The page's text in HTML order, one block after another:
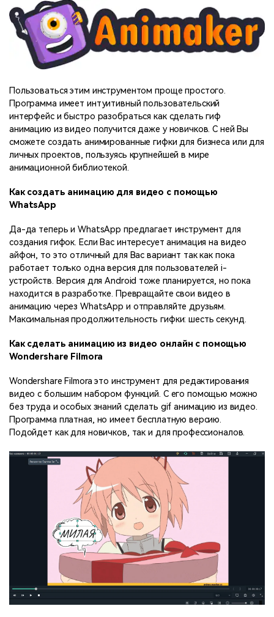
Пользоваться этим инструментом проще простого.
Программа имеет интуитивный пользовательский
интерфейс и быстро разобраться как сделать гиф
анимацию из видео получится даже у новичков. С ней Вы
сможете создать анимированные гифки для бизнеса или для
личных проектов, пользуясь крупнейшей в мире
анимационной библиотекой.
Как создать анимацию для видео с помощью
WhatsApp
Да-да теперь и WhatsApp предлагает инструмент для
создания гифок. Если Вас интересует анимация на видео
айфон, то это отличный для Вас вариант так как пока
работает только одна версия для пользователей i-
устройств. Версия для Android тоже планируется, но пока
находится в разработке. Превращайте свои видео в
анимацию через WhatsApp и отправляйте друзьям.
Максимальная продолжительность гифки: шесть секунд.
Как сделать анимацию из видео онлайн с помощью
Wondershare Filmora
Wondershare Filmora это инструмент для редактирования
видео с большим набором функций. С его помощью можно
без труда и особых знаний сделать gif анимацию из видео.
Программа платная, но имеет бесплатную версию.
Подойдет как для новичков, так и для профессионалов.